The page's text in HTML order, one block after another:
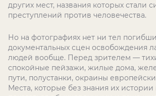
других мест, названия которых стали
преступлений против человечества.
Но на фотографиях нет ни тел
документальных сцен освобождения
людей вообще. Перед зрителем —
спокойные пейзажи, жилые дома,
пути, полустанки, окраины
Места, которые без знания их